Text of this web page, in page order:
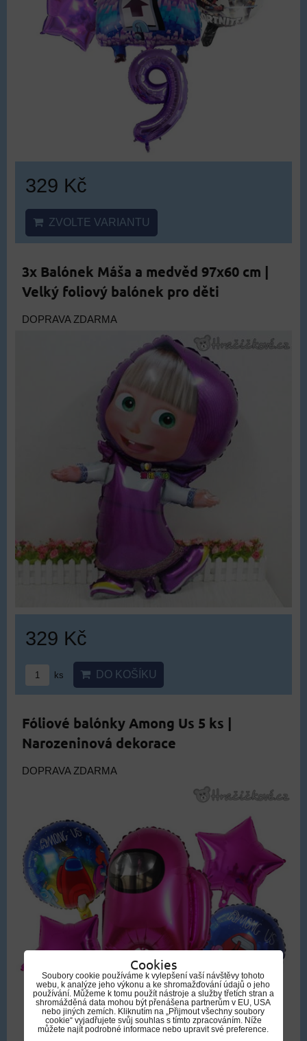
329 Kč
ZVOLTE VARIANTU
3x Balónek Máša a medvěd 97x60 cm |
Velký foliový balónek pro děti
DOPRAVA ZDARMA
329 Kč
ks DO KOŠÍKU
Fóliové balónky Among Us 5 ks |
Narozeninová dekorace
DOPRAVA ZDARMA
Cookies
Soubory cookie používáme k vylepšení vaší návštěvy tohoto
webu, k analýze jeho výkonu a ke shromažďování údajů o jeho
používání. Můžeme k tomu použít nástroje a služby třetích stran a
shromážděná data mohou být přenášena partnerům v EU, USA
nebo jiných zemích. Kliknutím na „Přijmout všechny soubory
cookie“ vyjadřujete svůj souhlas s tímto zpracováním. Níže
můžete najít podrobné informace nebo upravit své preference.